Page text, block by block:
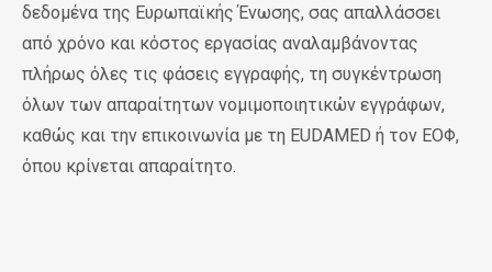
δεδομένα της Ευρωπαϊκής Ένωσης, σας απαλλάσσει
από χρόνο και κόστος εργασίας αναλαμβάνοντας
πλήρως όλες τις φάσεις εγγραφής, τη συγκέντρωση
όλων των απαραίτητων νομιμοποιητικών εγγράφων,
καθώς και την επικοινωνία με τη EUDAMED ή τον ΕΟΦ,
όπου κρίνεται απαραίτητο.